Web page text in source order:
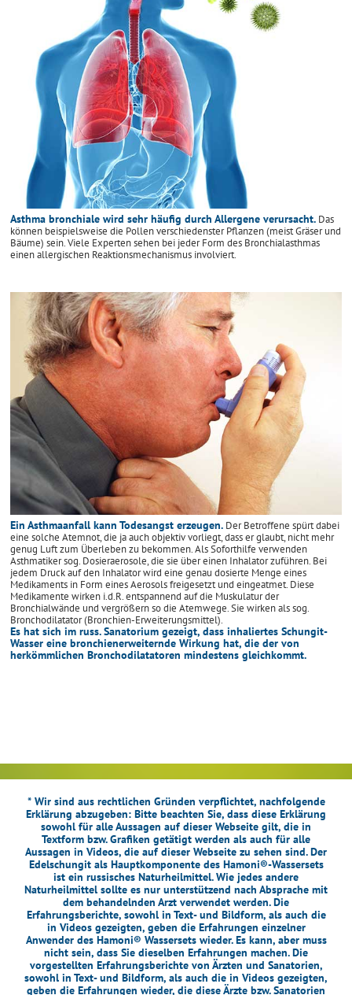
Asthma bronchiale wird sehr häufig durch Allergene verursacht.Das
können beispielsweise die Pollen verschiedenster Pflanzen (meist Gräser und
Bäume) sein. Viele Experten sehen bei jeder Form des Bronchialasthmas
einen allergischen Reaktionsmechanismus involviert.
Ein Asthmaanfall kann Todesangst erzeugen.Der Betroffene spürt dabei
eine solche Atemnot, die ja auch objektiv vorliegt, dass er glaubt, nicht mehr
genug Luft zum Überleben zu bekommen. Als Soforthilfe verwenden
Asthmatiker sog. Dosieraerosole, die sie über einen Inhalator zuführen. Bei
jedem Druck auf den Inhalator wird eine genau dosierte Menge eines
Medikaments in Form eines Aerosols freigesetzt und eingeatmet. Diese
Medikamente wirken i.d.R. entspannend auf die Muskulatur der
Bronchialwände und vergrößern so die Atemwege. Sie wirken als sog.
Bronchodilatator (Bronchien-Erweiterungsmittel).
Es hat sich im russ. Sanatorium gezeigt, dass inhaliertes Schungit-
Wasser eine bronchienerweiternde Wirkung hat, die der von
herkömmlichen Bronchodilatatoren mindestens gleichkommt.
* Wir sind aus rechtlichen Gründen verpflichtet, nachfolgende
Erklärung abzugeben: Bitte beachten Sie, dass diese Erklärung
sowohl für alle Aussagen auf dieser Webseite gilt, die in
Textform bzw. Grafiken getätigt werden als auch für alle
Aussagen in Videos, die auf dieser Webseite zu sehen sind. Der
Edelschungit als Hauptkomponente des Hamoni®-Wassersets
ist ein russisches Naturheilmittel. Wie jedes andere
Naturheilmittel sollte es nur unterstützend nach Absprache mit
dem behandelnden Arzt verwendet werden. Die
Erfahrungsberichte, sowohl in Text- und Bildform, als auch die
in Videos gezeigten, geben die Erfahrungen einzelner
Anwender des Hamoni® Wassersets wieder. Es kann, aber muss
nicht sein, dass Sie dieselben Erfahrungen machen. Die
vorgestellten Erfahrungsberichte von Ärzten und Sanatorien,
sowohl in Text- und Bildform, als auch die in Videos gezeigten,
geben die Erfahrungen wieder, die diese Ärzte bzw. Sanatorien